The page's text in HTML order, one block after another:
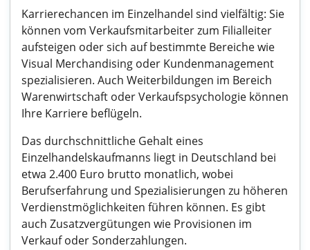
Karrierechancen im Einzelhandel sind vielfältig: Sie
können vom Verkaufsmitarbeiter zum Filialleiter
aufsteigen oder sich auf bestimmte Bereiche wie
Visual Merchandising oder Kundenmanagement
spezialisieren. Auch Weiterbildungen im Bereich
Warenwirtschaft oder Verkaufspsychologie können
Ihre Karriere beflügeln.
Das durchschnittliche Gehalt eines
Einzelhandelskaufmanns liegt in Deutschland bei
etwa 2.400 Euro brutto monatlich, wobei
Berufserfahrung und Spezialisierungen zu höheren
Verdienstmöglichkeiten führen können. Es gibt
auch Zusatzvergütungen wie Provisionen im
Verkauf oder Sonderzahlungen.